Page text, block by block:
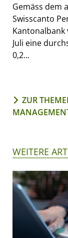
Gemäss dem
Swisscanto
Kantonalbank
Juli eine
0,2...
ZUR
WEITERE